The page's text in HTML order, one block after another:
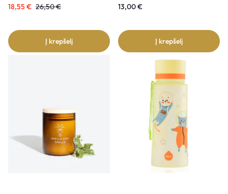
18,55 € 26,50€
Į krepšelį
13,00€
Į krepšelį